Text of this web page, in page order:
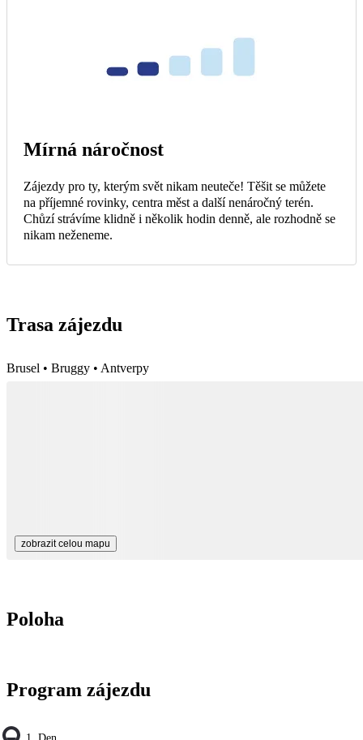
Mírná náročnost
Zájezdy pro ty, kterým svět nikam neuteče! Těšit se můžete
na příjemné rovinky, centra měst a další nenáročný terén.
Chůzí strávíme klidně i několik hodin denně, ale rozhodně se
nikam neženeme.
Trasa zájezdu
Brusel • Bruggy • Antverpy
zobrazit celou mapu
Poloha
Program zájezdu